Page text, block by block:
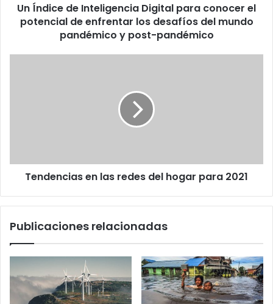
de
enfrentar
Un Índice de Inteligencia Digital para conocer el
potencial de enfrentar los desafíos del mundo
pandémico y post-pandémico
Tendencias en las redes del hogar para 2021
Publicaciones relacionadas